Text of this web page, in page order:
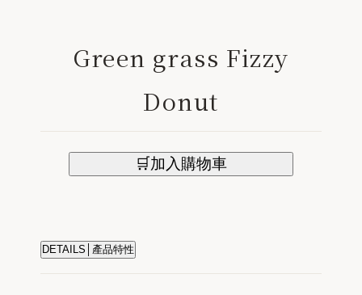
官方商城 ↗
Green grass Fizzy
Donut
🛒加入購物車
DETAILS│產品特性